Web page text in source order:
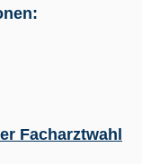
Facharztwahl